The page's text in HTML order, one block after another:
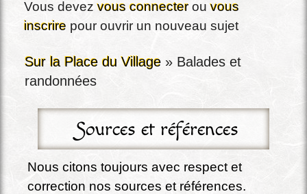
Vous devezvous connecterouvous
inscrire pour ouvrir un nouveau sujet
Sur la Place du Village » Balades et
randonnées
Sources et références
Nous citons toujours avec respect et
correction nos sources et références.